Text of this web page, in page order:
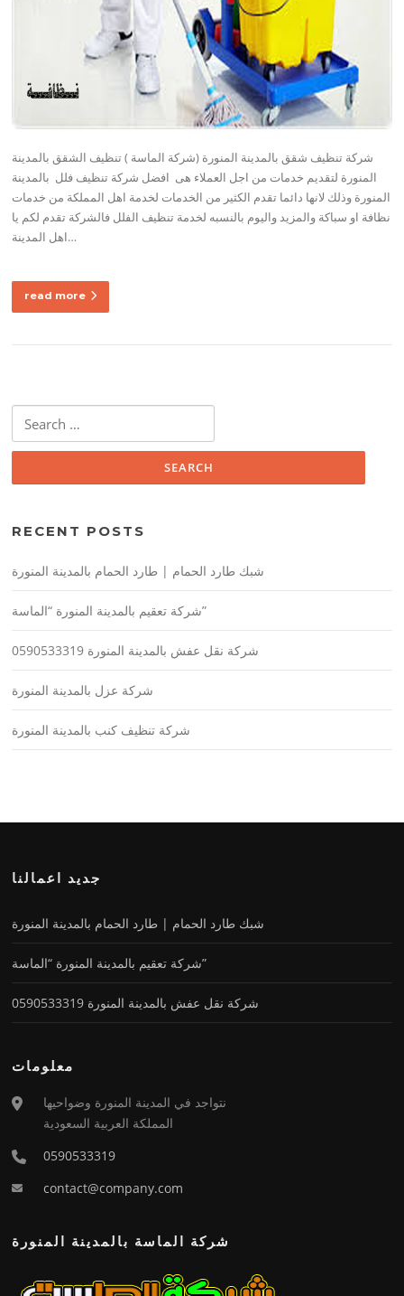
شركة تنظيف شقق بالمدينة المنورة (شركة الماسة ) تنظيف الشقق بالمدينة
المنورة لتقديم خدمات من اجل العملاء هى افضل شركة تنظيف فلل بالمدينة
المنورة وذلك لانها دائما تقدم الكثير من الخدمات لخدمة اهل المملكة من خدمات
نظافة او سباكة والمزيد واليوم بالنسبه لخدمة تنظيف الفلل فالشركة تقدم لكم يا
اهل المدينة…
read more
for:
RECENT POSTS
شبك طارد الحمام | طارد الحمام بالمدينة المنورة
شركة تعقيم بالمدينة المنورة “الماسة”
شركة نقل عفش بالمدينة المنورة 0590533319
شركة عزل بالمدينة المنورة
شركة تنظيف كنب بالمدينة المنورة
جديد اعمالنا
شبك طارد الحمام | طارد الحمام بالمدينة المنورة
شركة تعقيم بالمدينة المنورة “الماسة”
شركة نقل عفش بالمدينة المنورة 0590533319
معلومات
نتواجد في المدينة المنورة وضواحيها
المملكة العربية السعودية
0590533319
contact@company.com
شركة الماسة بالمدينة المنورة